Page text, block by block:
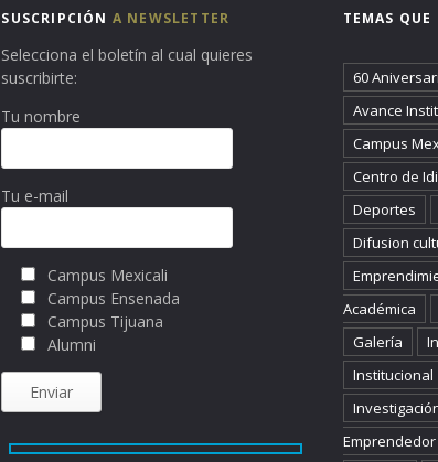
SUSCRIPCIÓN A NEWSLETTER
Selecciona el boletín al cual quieres
suscribirte:
Tu nombre
Tu e-mail
Campus Mexicali
Campus Ensenada
Campus Tijuana
Alumni
TEMAS QUE
60
Avance
Campus
Centro de
Deportes
Difusion
Académica
Galería
Institucional
Emprendedor